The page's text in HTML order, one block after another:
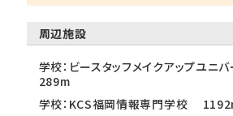
周辺施設
学校：ビースタッフメイクアップユニ
289m
学校：KCS福岡情報専門学校